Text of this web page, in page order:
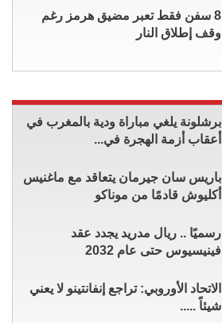
8 سفن فقط تعبر مضيق هرمز رغم
وقف إطلاق النار
برشلونة يلغي مباراة ودية بالمغرب في
أعقاب أزمة الهجرة في...
باريس سان جيرمان يتعاقد مع ماغنيس
أكليوش قادمًا من موناكو
رسميًا .. ريال مدريد يجدد عقد
فينيسيوس حتى عام 2032
الاتحاد الأوروبي: تراجع إنفانتينو لا يعني
شيئاً .....